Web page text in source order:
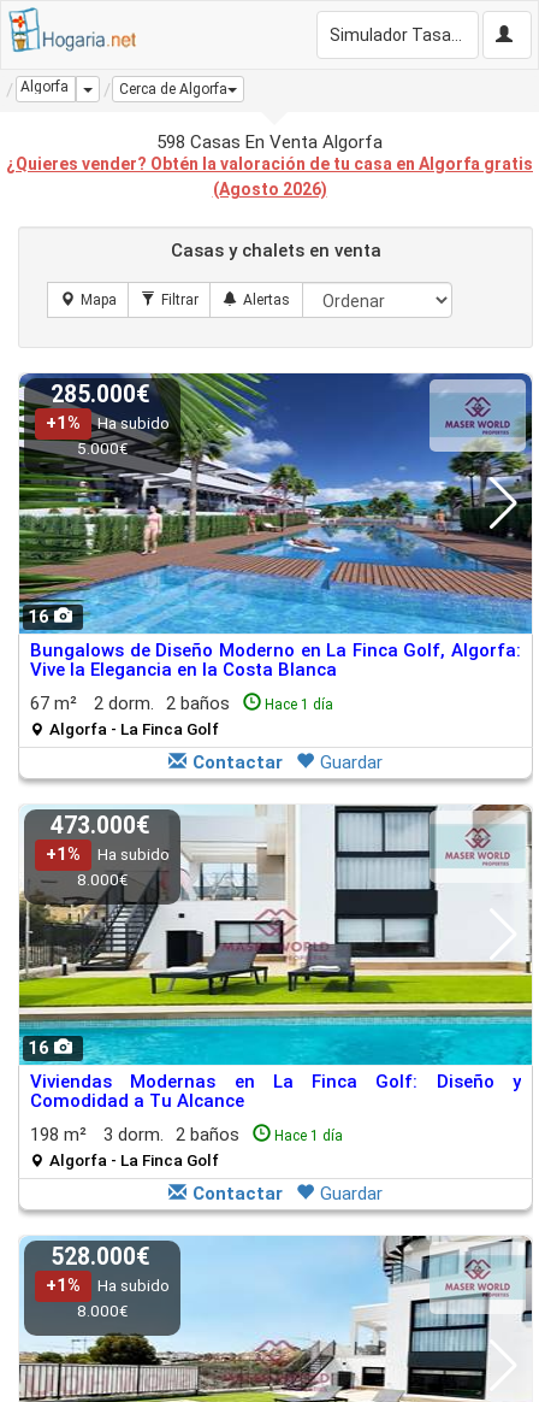
Algorfa Dropdown
Cerca de Algorfa
598 Casas En Venta Algorfa
¿Quieres vender? Obtén la valoración de tu casa en Algorfa gratis
(Agosto 2026)
Casas y chalets en venta
16
285.000€
+1%
Ha subido
5.000€
Bungalows de Diseño Moderno en La Finca Golf, Algorfa:
Vive la Elegancia en la Costa Blanca
67 m²
2 dorm. 2 baños Hace 1 día
Algorfa - La Finca Golf
Contactar Guardar
16
473.000€
+1%
Ha subido
8.000€
Viviendas Modernas en La Finca Golf: Diseño y
Comodidad a Tu Alcance
198 m²
3 dorm. 2 baños Hace 1 día
Algorfa - La Finca Golf
Contactar Guardar
528.000€
+1%
Ha subido
8.000€